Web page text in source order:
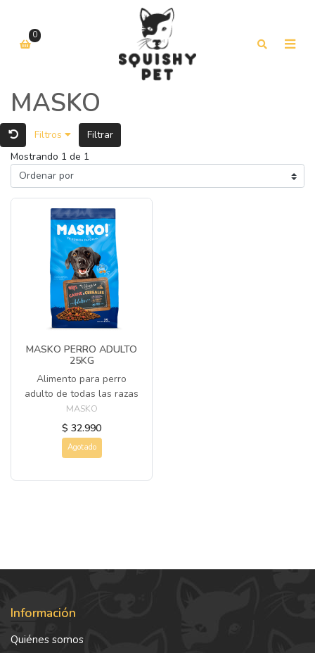
0
MASKO
Filtros
Filtrar
Mostrando 1 de 1
MASKO PERRO ADULTO
25KG
Alimento para perro
adulto de todas las razas
MASKO
$ 32.990
Agotado
Información
Quiénes somos